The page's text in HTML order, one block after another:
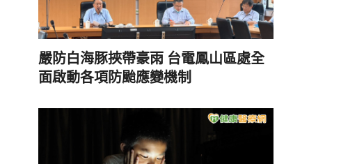
嚴防白海豚挾帶豪雨 台電鳳山區處全
面啟動各項防颱應變機制